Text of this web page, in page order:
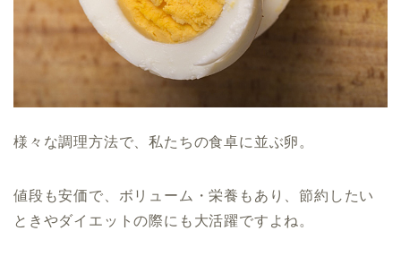
様々な調理方法で、私たちの食卓に並ぶ卵。
値段も安価で、ボリューム・栄養もあり、節約したい
ときやダイエットの際にも大活躍ですよね。